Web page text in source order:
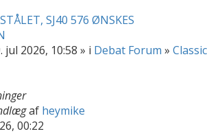
SJ40 576 ØNSKES
jul 2026, 10:58 » i Debat Forum » Classic
af heymike
00:22